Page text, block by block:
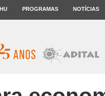
PROGRAMAS NOTÍCIAS